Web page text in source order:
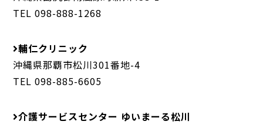
TEL 098-888-1268
輔仁クリニック
沖縄県那覇市松川301番地-4
TEL 098-885-6605
介護サービスセンター ゆいまーる松川